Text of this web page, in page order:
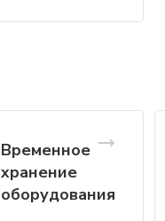
Временное
хранение
оборудования